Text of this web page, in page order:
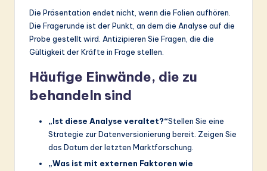
Die Präsentation endet nicht, wenn die Folien aufhören.
Die Fragerunde ist der Punkt, an dem die Analyse auf die
Probe gestellt wird. Antizipieren Sie Fragen, die die
Gültigkeit der Kräfte in Frage stellen.
Häufige Einwände, die zu
behandeln sind
„Ist diese Analyse veraltet?“Stellen Sie eine
Strategie zur Datenversionierung bereit. Zeigen Sie
das Datum der letzten Marktforschung.
„Was ist mit externen Faktoren wie